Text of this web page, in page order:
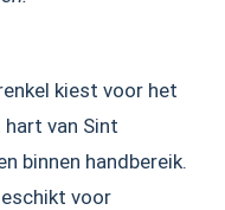
kiest voor het
van Sint
binnen handbereik.
voor